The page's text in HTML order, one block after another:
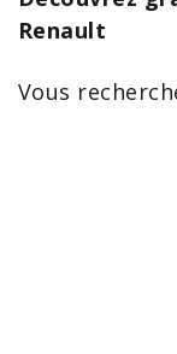
Renault
Vous